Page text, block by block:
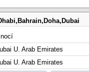
U. Arab Emirates
U. Arab Emirates